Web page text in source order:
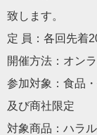
致します。
定 員：各回先着
開催方法：オン
参加対象：食品
及び商社限定
対象商品：ハラ